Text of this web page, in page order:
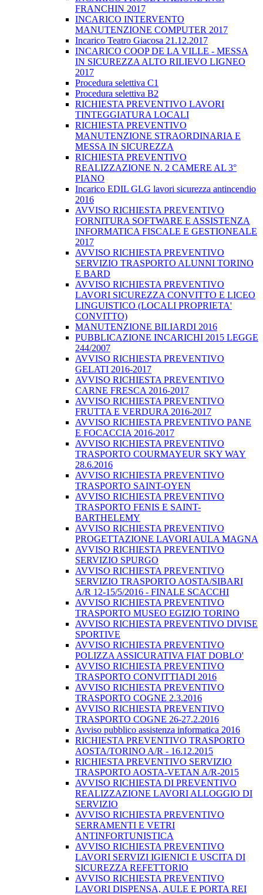
FRANCHIN 2017
INCARICO INTERVENTO
MANUTENZIONE COMPUTER 2017
Incarico Teatro Giacosa 21.12.2017
INCARICO COOP DE LA VILLE - MESSA
IN SICUREZZA ALTO RILIEVO LIGNEO
2017
Procedura selettiva C1
Procedura selettiva B2
RICHIESTA PREVENTIVO LAVORI
TINTEGGIATURA LOCALI
RICHIESTA PREVENTIVO
MANUTENZIONE STRAORDINARIA E
MESSA IN SICUREZZA
RICHIESTA PREVENTIVO
REALIZZAZIONE N. 2 CAMERE AL 3°
PIANO
Incarico EDIL GLG lavori sicurezza antincendio
2016
AVVISO RICHIESTA PREVENTIVO
FORNITURA SOFTWARE E ASSISTENZA
INFORMATICA FISCALE E GESTIONEALE
2017
AVVISO RICHIESTA PREVENTIVO
SERVIZIO TRASPORTO ALUNNI TORINO
E BARD
AVVISO RICHIESTA PREVENTIVO
LAVORI SICUREZZA CONVITTO E LICEO
LINGUISTICO (LOCALI PROPRIETA'
CONVITTO)
MANUTENZIONE BILIARDI 2016
PUBBLICAZIONE INCARICHI 2015 LEGGE
244/2007
AVVISO RICHIESTA PREVENTIVO
GELATI 2016-2017
AVVISO RICHIESTA PREVENTIVO
CARNE FRESCA 2016-2017
AVVISO RICHIESTA PREVENTIVO
FRUTTA E VERDURA 2016-2017
AVVISO RICHIESTA PREVENTIVO PANE
E FOCACCIA 2016-2017
AVVISO RICHIESTA PREVENTIVO
TRASPORTO COURMAYEUR SKY WAY
28.6.2016
AVVISO RICHIESTA PREVENTIVO
TRASPORTO SAINT-OYEN
AVVISO RICHIESTA PREVENTIVO
TRASPORTO FENIS E SAINT-
BARTHELEMY
AVVISO RICHIESTA PREVENTIVO
PROGETTAZIONE LAVORI AULA MAGNA
AVVISO RICHIESTA PREVENTIVO
SERVIZIO SPURGO
AVVISO RICHIESTA PREVENTIVO
SERVIZIO TRASPORTO AOSTA/SIBARI
A/R 12-15/5/2016 - FINALE SCACCHI
AVVISO RICHIESTA PREVENTIVO
TRASPORTO MUSEO EGIZIO TORINO
AVVISO RICHIESTA PREVENTIVO DIVISE
SPORTIVE
AVVISO RICHIESTA PREVENTIVO
POLIZZA ASSICURATIVA FIAT DOBLO'
AVVISO RICHIESTA PREVENTIVO
TRASPORTO CONVITTIADI 2016
AVVISO RICHIESTA PREVENTIVO
TRASPORTO COGNE 2.3.2016
AVVISO RICHIESTA PREVENTIVO
TRASPORTO COGNE 26-27.2.2016
Avviso pubblico assistenza informatica 2016
RICHIESTA PREVENTIVO TRASPORTO
AOSTA/TORINO A/R - 16.12.2015
RICHIESTA PREVENTIVO SERVIZIO
TRASPORTO AOSTA-VETAN A/R-2015
AVVISO RICHIESTA DI PREVENTIVO
REALIZZAZIONE LAVORI ALLOGGIO DI
SERVIZIO
AVVISO RICHIESTA PREVENTIVO
SERRAMENTI E VETRI
ANTINFORTUNISTICA
AVVISO RICHIESTA PREVENTIVO
LAVORI SERVIZI IGIENICI E USCITA DI
SICUREZZA REFETTORIO
AVVISO RICHIESTA PREVENTIVO
LAVORI DISPENSA, AULE E PORTA REI